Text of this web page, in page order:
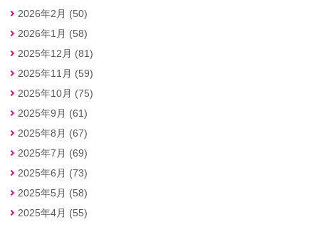
2026年2月 (50)
2026年1月 (58)
2025年12月 (81)
2025年11月 (59)
2025年10月 (75)
2025年9月 (61)
2025年8月 (67)
2025年7月 (69)
2025年6月 (73)
2025年5月 (58)
2025年4月 (55)